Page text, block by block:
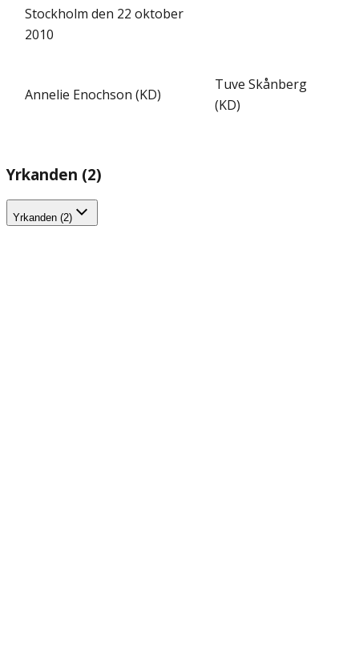
Stockholm den 22 oktober
2010
Annelie Enochson (KD)
Tuve Skånberg
(KD)
Yrkanden (2)
Yrkanden (2)